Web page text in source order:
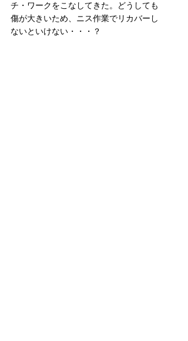
チ・ワークをこなしてきた。どうしても
傷が大きいため、ニス作業でリカバーし
ないといけない・・・？